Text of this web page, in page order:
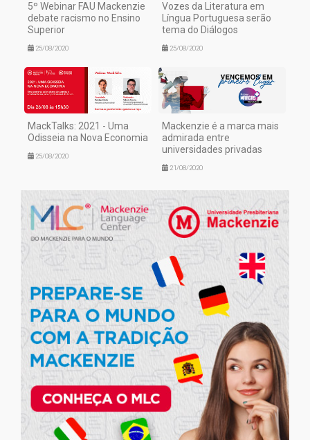
5º Webinar FAU Mackenzie
debate racismo no Ensino
Superior
25/08/2020
Vozes da Literatura em
Língua Portuguesa serão
tema do Diálogos
25/08/2020
MackTalks: 2021 - Uma
Odisseia na Nova Economia
25/08/2020
Mackenzie é a marca mais
admirada entre
universidades privadas
21/08/2020